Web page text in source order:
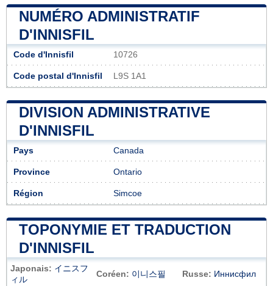
NUMÉRO ADMINISTRATIF
D'INNISFIL
Code d'Innisfil 10726
Code postal d'Innisfil L9S 1A1
DIVISION ADMINISTRATIVE
D'INNISFIL
Pays Canada
Province Ontario
Région Simcoe
TOPONYMIE ET TRADUCTION
D'INNISFIL
Japonais: イニスフ
ィル
Coréen: 이니스필 Russe: Иннисфил